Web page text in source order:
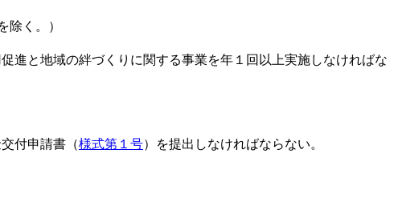
く。）
進と地域の絆づくりに関する事業を年１回以上実施しなければな
付申請書（様式第１号）を提出しなければならない。